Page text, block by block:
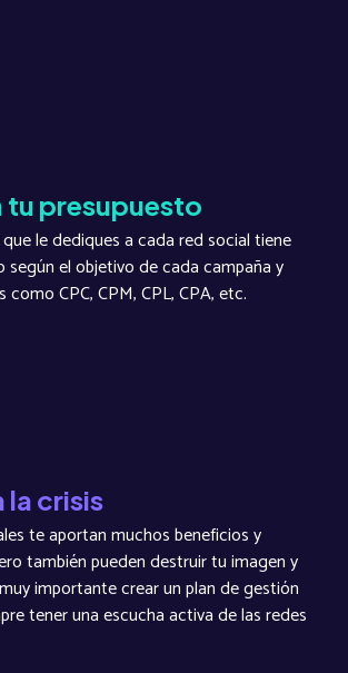
tu presupuesto
le dediques a cada red social tiene
según el objetivo de cada campaña y
CPC, CPM, CPL, CPA, etc.
la crisis
te aportan muchos beneficios y
también pueden destruir tu imagen y
importante crear un plan de gestión
tener una escucha activa de las redes